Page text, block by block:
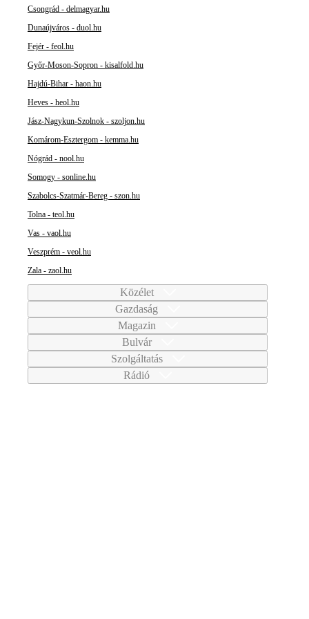
Csongrád - delmagyar.hu
Dunaújváros - duol.hu
Fejér - feol.hu
Győr-Moson-Sopron - kisalfold.hu
Hajdú-Bihar - haon.hu
Heves - heol.hu
Jász-Nagykun-Szolnok - szoljon.hu
Komárom-Esztergom - kemma.hu
Nógrád - nool.hu
Somogy - sonline.hu
Szabolcs-Szatmár-Bereg - szon.hu
Tolna - teol.hu
Vas - vaol.hu
Veszprém - veol.hu
Zala - zaol.hu
Közélet
Gazdaság
Magazin
Bulvár
Szolgáltatás
Rádió